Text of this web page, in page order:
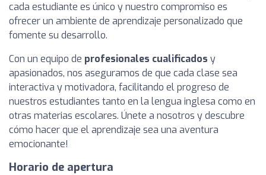
cada estudiante es único y nuestro compromiso es
ofrecer un ambiente de aprendizaje personalizado que
fomente su desarrollo.
Con un equipo de profesionales cualificados y
apasionados, nos aseguramos de que cada clase sea
interactiva y motivadora, facilitando el progreso de
nuestros estudiantes tanto en la lengua inglesa como en
otras materias escolares. Únete a nosotros y descubre
cómo hacer que el aprendizaje sea una aventura
emocionante!
Horario de apertura